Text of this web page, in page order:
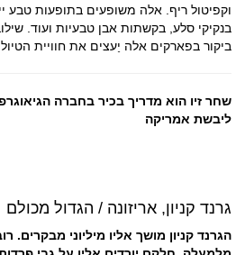
וקפיטול ריף. אלה משופעים בתופעות טבע
בנקיקי סלע, בקשתות אבן טבעיות ועוד.
ביקור בפארקים אלה יַעצים את חוויית הטיול
שחר זיו הוא מדריך בכיר בחברה
ליבשת אמריקה
גרנד קניון, אריזונה / הגדול מכולם
הגרנד קניון מושך אליו מיליוני מבקרים.